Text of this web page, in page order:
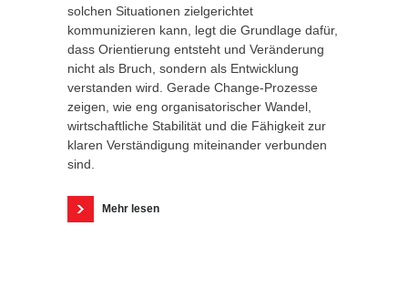
solchen Situationen zielgerichtet
kommunizieren kann, legt die Grundlage dafür,
dass Orientierung entsteht und Veränderung
nicht als Bruch, sondern als Entwicklung
verstanden wird. Gerade Change-Prozesse
zeigen, wie eng organisatorischer Wandel,
wirtschaftliche Stabilität und die Fähigkeit zur
klaren Verständigung miteinander verbunden
sind.
Mehr lesen